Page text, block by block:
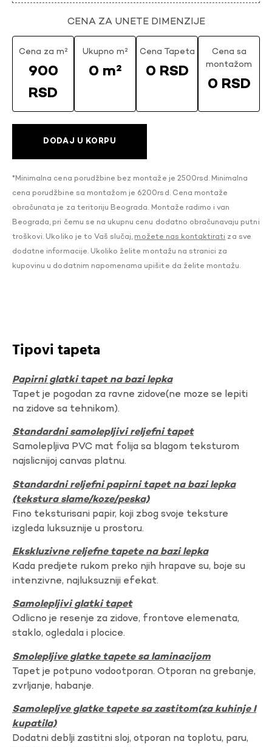
CENA ZA UNETE DIMENZIJE
Cena za m²
900
RSD
Ukupno m²
0 m²
Cena Tapeta
0 RSD
Cena sa
montažom
0 RSD
DODAJ U KORPU
*Minimalna cena porudžbine bez montaže je 2500rsd. Minimalna
cena porudžbine sa montažom je 6200rsd. Cena montaže
obračunata je za teritoriju Beograda. Montaže radimo i van
Beograda, pri čemu se na ukupnu cenu dodatno obračunavaju putni
troškovi. Ukoliko je to Vaš slučaj, možete nas kontaktirati za sve
dodatne informacije. Ukoliko želite montažu na stranici za
kupovinu u dodatnim napomenama upišite da želite montažu.
Tipovi tapeta
Papirni glatki tapet na bazi lepka
Tapet je pogodan za ravne zidove(ne moze se lepiti
na zidove sa tehnikom).
Standardni samolepljivi reljefni tapet
Samolepljiva PVC mat folija sa blagom teksturom
najslicnijoj canvas platnu.
Standardni reljefni papirni tapet na bazi lepka
(tekstura slame/koze/peska)
Fino teksturisani papir, koji zbog svoje teksture
izgleda luksuznije u prostoru.
Ekskluzivne reljefne tapete na bazi lepka
Kada predjete rukom preko njih hrapave su, boje su
intenzivne, najluksuzniji efekat.
Samolepljivi glatki tapet
Odlicno je resenje za zidove, frontove elemenata,
staklo, ogledala i plocice.
Smolepljive glatke tapete sa laminacijom
Tapet je potpuno vodootporan. Otporan na grebanje,
zvrljanje, habanje.
Samolepljve glatke tapete sa zastitom(za kuhinje I
kupatila)
Dodatni deblji zastitni sloj, otporan na toplotu, paru,